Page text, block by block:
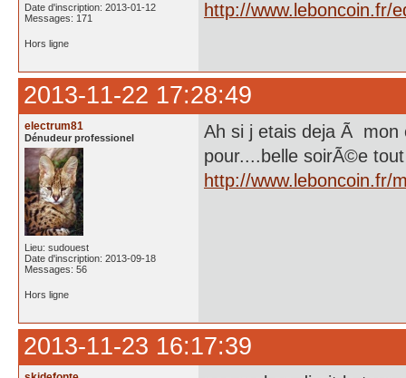
Date d'inscription: 2013-01-12
Messages: 171
http://www.leboncoin.fr/
Hors ligne
2013-11-22 17:28:49
electrum81
Dénudeur professionel
Lieu: sudouest
Date d'inscription: 2013-09-18
Messages: 56
Ah si j etais deja Ã mon
pour....belle soirÃ©e
http://www.leboncoin.fr/
Hors ligne
2013-11-23 16:17:39